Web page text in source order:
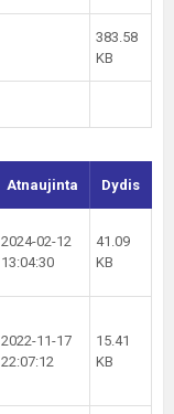
383.58
KB
Atnaujinta Dydis
2024-02-12
13:04:30
41.09
KB
2022-11-17
22:07:12
15.41
KB